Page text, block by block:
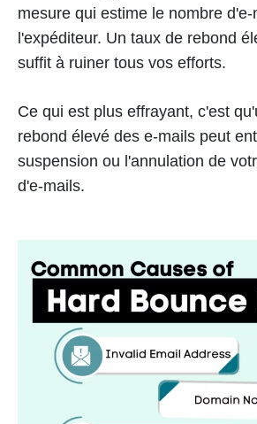
mesure qui estime le nombre
l'expéditeur. Un taux de rebond
suffit à ruiner tous vos efforts.
Ce qui est plus effrayant, c'est
rebond élevé des e-mails peut
suspension ou l'annulation de
d'e-mails.